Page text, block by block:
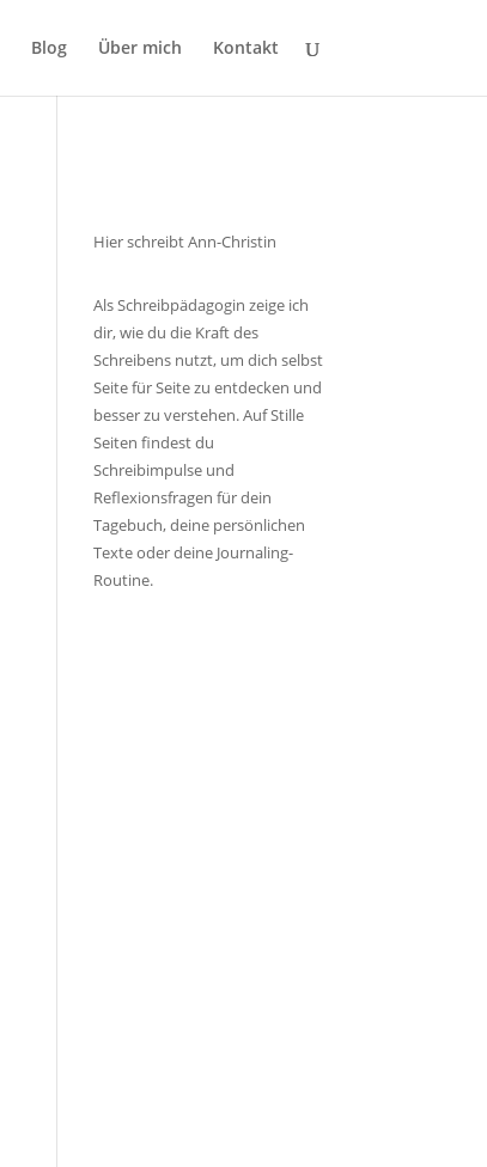
Blog Über mich Kontakt
Hier schreibt Ann-Christin
Als Schreibpädagogin zeige ich
dir, wie du die Kraft des
Schreibens nutzt, um dich selbst
Seite für Seite zu entdecken und
besser zu verstehen. Auf Stille
Seiten findest du
Schreibimpulse und
Reflexionsfragen für dein
Tagebuch, deine persönlichen
Texte oder deine Journaling-
Routine.